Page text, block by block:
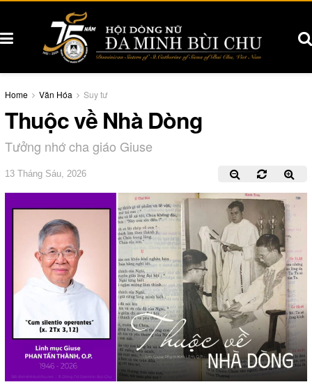
Home Văn Hóa Suy tư
Thuộc về Nhà Dòng
Tưởng nhớ cha giáo Giuse
13 Tháng Sáu, 2026